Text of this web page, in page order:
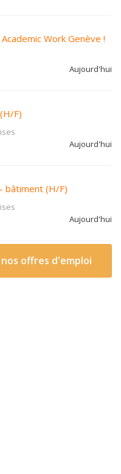
Work Genève !
Aujourd'hui
F)
Aujourd'hui
bâtiment (H/F)
Aujourd'hui
offres d'emploi